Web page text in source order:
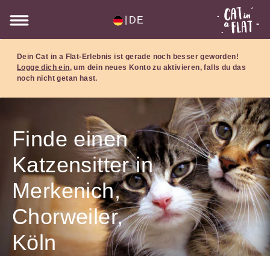
DE
Dein Cat in a Flat-Erlebnis ist gerade noch besser geworden!
Logge dich ein, um dein neues Konto zu aktivieren, falls du das
noch nicht getan hast.
Finde einen
Katzensitter in
Merkenich,
Chorweiler,
Köln